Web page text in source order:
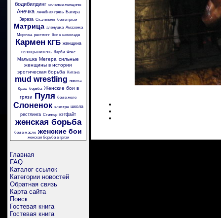
бодибилдинг сильные женщины
Анечка лечебная грязь
Багира
Зараза Скальпель бои в грязи
Матрица аленушка Амазонка
Морячка рестлинг бои в шоколаде
Кармен КГБ женщина
телохранитель барби Фокс
Малышка Мегера сильные
женщины в истории
эротическая борьба
Китана
mud wrestling никита
Крэш борьба Женские бои в
грязи Пуля бои в желе
Слоненок электра школа
рестлинга Стингер кэтфайт
женская борьба
бои в масле женские бои
женская борьба в грязи
Главная
FAQ
Каталог ссылок
Категории новостей
Обратная связь
Карта сайта
Поиск
Гостевая книга
Гостевая книга